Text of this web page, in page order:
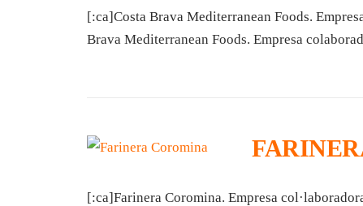
[:ca]Costa Brava Mediterranean Foods.
Brava Mediterranean Foods. Empresa
[:ca]Farinera Coromina. Empresa